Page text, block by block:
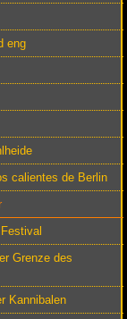
eng
calientes de Berlin
Grenze des
Kannibalen